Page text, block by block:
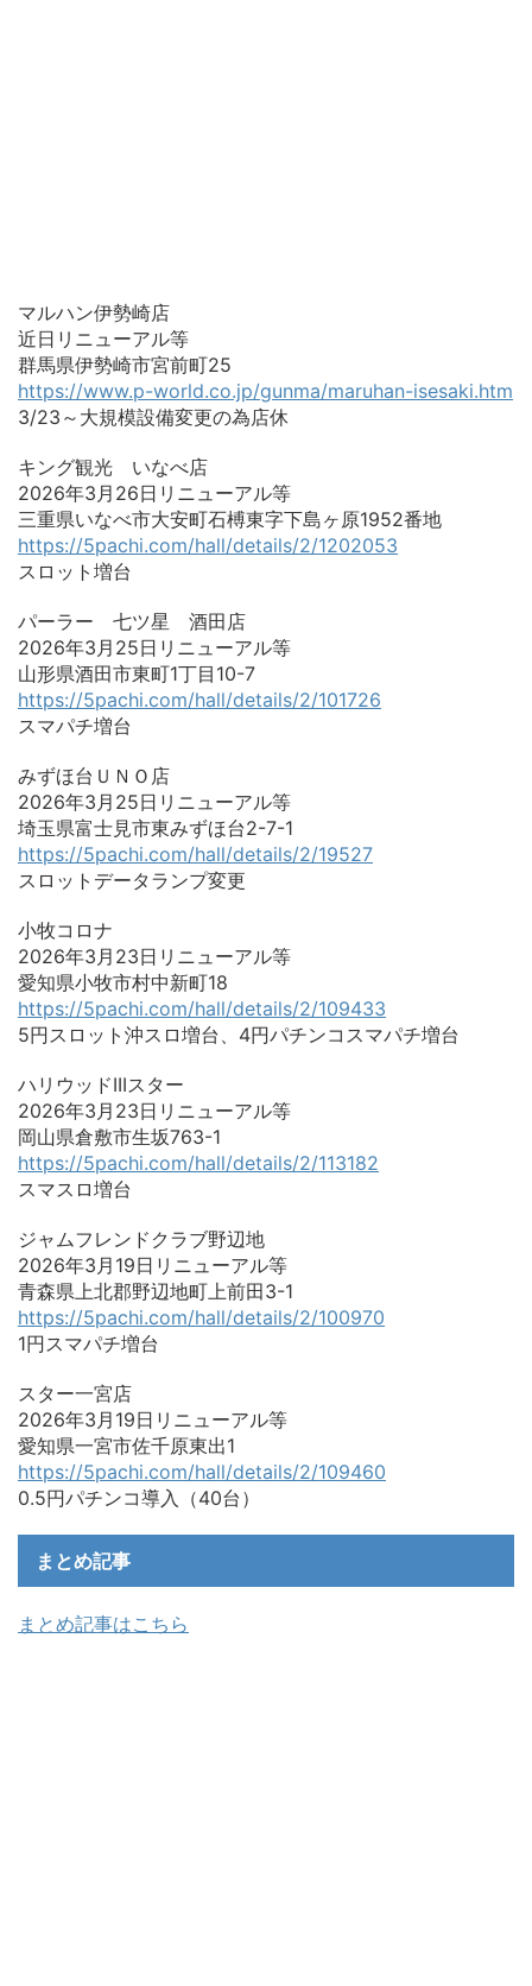
マルハン伊勢崎店
近日リニューアル等
群馬県伊勢崎市宮前町25
https://www.p-world.co.jp/gunma/maruhan-isesaki.htm
3/23～大規模設備変更の為店休
キング観光 いなべ店
2026年3月26日リニューアル等
三重県いなべ市大安町石榑東字下島ヶ原1952番地
https://5pachi.com/hall/details/2/1202053
スロット増台
パーラー 七ツ星 酒田店
2026年3月25日リニューアル等
山形県酒田市東町1丁目10-7
https://5pachi.com/hall/details/2/101726
スマパチ増台
みずほ台ＵＮＯ店
2026年3月25日リニューアル等
埼玉県富士見市東みずほ台2-7-1
https://5pachi.com/hall/details/2/19527
スロットデータランプ変更
小牧コロナ
2026年3月23日リニューアル等
愛知県小牧市村中新町18
https://5pachi.com/hall/details/2/109433
5円スロット沖スロ増台、4円パチンコスマパチ増台
ハリウッドIIIスター
2026年3月23日リニューアル等
岡山県倉敷市生坂763-1
https://5pachi.com/hall/details/2/113182
スマスロ増台
ジャムフレンドクラブ野辺地
2026年3月19日リニューアル等
青森県上北郡野辺地町上前田3-1
https://5pachi.com/hall/details/2/100970
1円スマパチ増台
スター一宮店
2026年3月19日リニューアル等
愛知県一宮市佐千原東出1
https://5pachi.com/hall/details/2/109460
0.5円パチンコ導入（40台）
まとめ記事
まとめ記事はこちら